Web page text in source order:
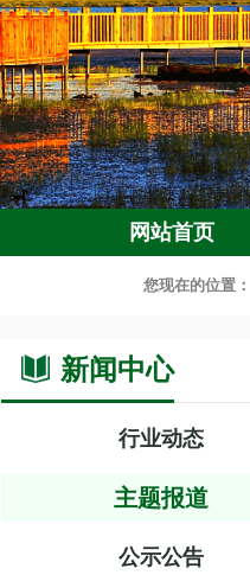
网站首页
您现在的位置：
新闻中心
行业动态
主题报道
公示公告